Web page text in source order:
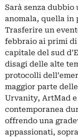
Sarà senza dubbio
anomala, quella in
Trasferire un
febbraio ai primi
capitale del sud
disagi delle alte
protocolli
maggior parte
Urvanity, ArtMad
contemporanea
offrendo una
appassionati,